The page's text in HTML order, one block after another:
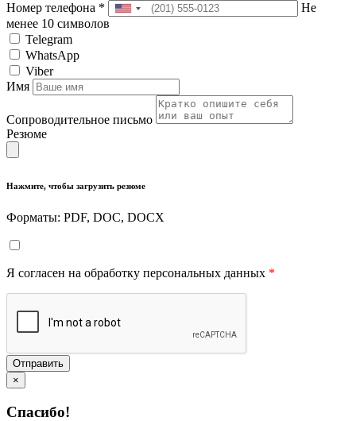
Номер телефона *
Не
менее 10 символов
Telegram
WhatsApp
Viber
Имя
Сопроводительное письмо
Резюме
Нажмите, чтобы загрузить резюме
Форматы: PDF, DOC, DOCX
Я согласен на обработку персональных данных *
Отправить
×
Спасибо!